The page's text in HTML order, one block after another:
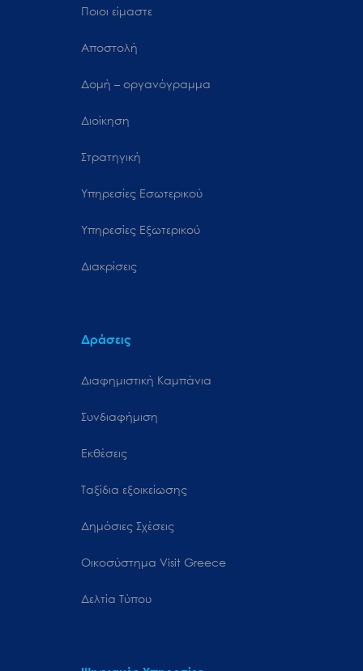
Ποιοι είμαστε
Αποστολή
Δομή – οργανόγραμμα
Διοίκηση
Στρατηγική
Υπηρεσίες Εσωτερικού
Υπηρεσίες Εξωτερικού
Διακρίσεις
Δράσεις
Διαφημιστική Καμπάνια
Συνδιαφήμιση
Εκθέσεις
Ταξίδια εξοικείωσης
Δημόσιες Σχέσεις
Oικοσύστημα Visit Greece
Δελτία Τύπου